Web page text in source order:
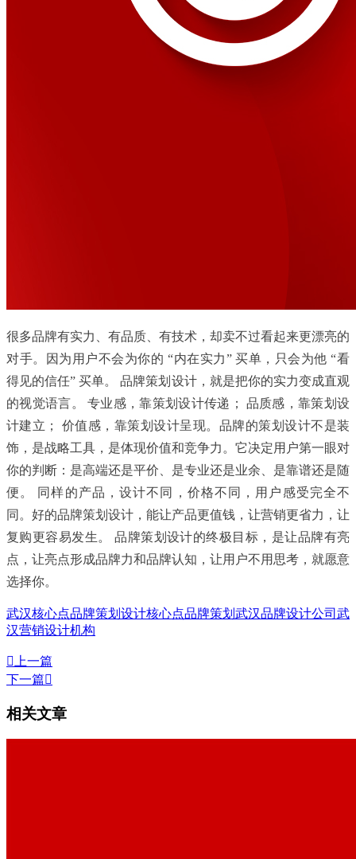
很多品牌有实力、有品质、有技术，却卖不过看起来更漂亮的
对手。因为用户不会为你的 “内在实力” 买单，只会为他 “看
得见的信任” 买单。 品牌策划设计，就是把你的实力变成直观
的视觉语言。 专业感，靠策划设计传递； 品质感，靠策划设
计建立； 价值感，靠策划设计呈现。品牌的策划设计不是装
饰，是战略工具，是体现价值和竞争力。它决定用户第一眼对
你的判断：是高端还是平价、是专业还是业余、是靠谱还是随
便。 同样的产品，设计不同，价格不同，用户感受完全不
同。好的品牌策划设计，能让产品更值钱，让营销更省力，让
复购更容易发生。 品牌策划设计的终极目标，是让品牌有亮
点，让亮点形成品牌力和品牌认知，让用户不用思考，就愿意
选择你。
武汉核心点品牌策划设计核心点品牌策划 武汉品牌设计公司 武
汉营销设计机构
 上一篇
下一篇
相关文章